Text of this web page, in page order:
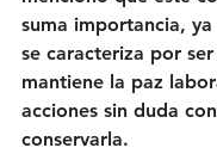
suma importancia, ya
se caracteriza por
mantiene la paz
acciones sin duda
conservarla.